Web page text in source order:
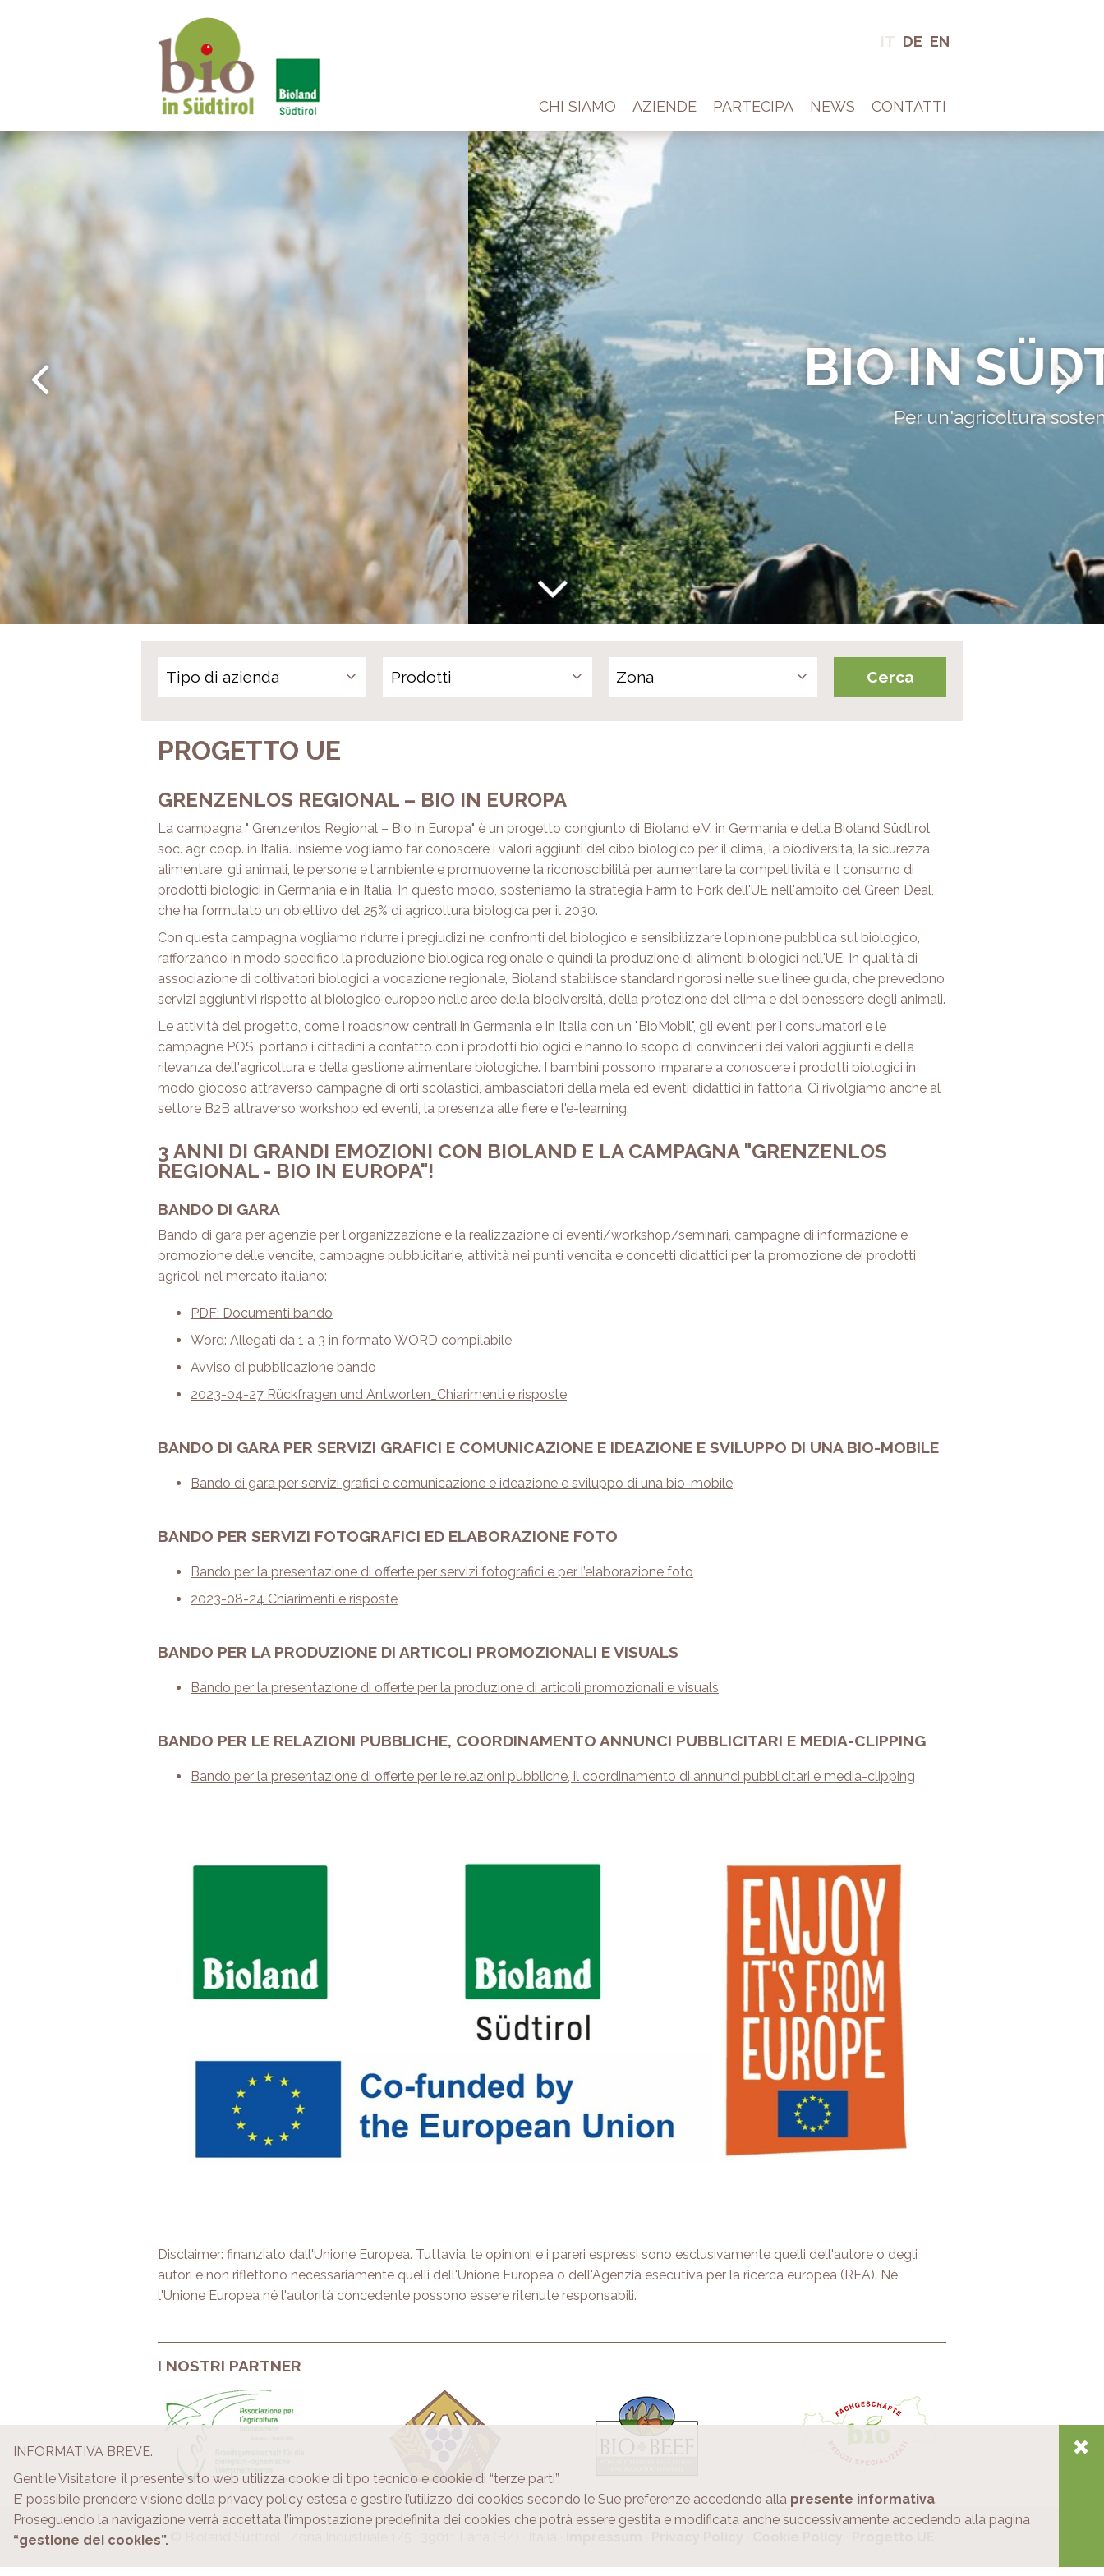
Bio in Alto Adige
IT DE EN
CHI SIAMO AZIENDE PARTECIPA NEWS CONTATTI
BIO IN SÜDTIROL
Per un'agricoltura sostenibile!
Prodotti
PROGETTO UE
GRENZENLOS REGIONAL – BIO IN EUROPA
La campagna " Grenzenlos Regional – Bio in Europa" è un progetto congiunto di Bioland e.V. in Germania e della Bioland Südtirol
soc. agr. coop. in Italia. Insieme vogliamo far conoscere i valori aggiunti del cibo biologico per il clima, la biodiversità, la sicurezza
alimentare, gli animali, le persone e l'ambiente e promuoverne la riconoscibilità per aumentare la competitività e il consumo di
prodotti biologici in Germania e in Italia. In questo modo, sosteniamo la strategia Farm to Fork dell'UE nell'ambito del Green Deal,
che ha formulato un obiettivo del 25% di agricoltura biologica per il 2030.
Con questa campagna vogliamo ridurre i pregiudizi nei confronti del biologico e sensibilizzare l'opinione pubblica sul biologico,
rafforzando in modo specifico la produzione biologica regionale e quindi la produzione di alimenti biologici nell'UE. In qualità di
associazione di coltivatori biologici a vocazione regionale, Bioland stabilisce standard rigorosi nelle sue linee guida, che prevedono
servizi aggiuntivi rispetto al biologico europeo nelle aree della biodiversità, della protezione del clima e del benessere degli animali.
Le attività del progetto, come i roadshow centrali in Germania e in Italia con un "BioMobil", gli eventi per i consumatori e le
campagne POS, portano i cittadini a contatto con i prodotti biologici e hanno lo scopo di convincerli dei valori aggiunti e della
rilevanza dell'agricoltura e della gestione alimentare biologiche. I bambini possono imparare a conoscere i prodotti biologici in
modo giocoso attraverso campagne di orti scolastici, ambasciatori della mela ed eventi didattici in fattoria. Ci rivolgiamo anche al
settore B2B attraverso workshop ed eventi, la presenza alle fiere e l'e-learning.
3 ANNI DI GRANDI EMOZIONI CON BIOLAND E LA CAMPAGNA "GRENZENLOS
REGIONAL - BIO IN EUROPA"!
BANDO DI GARA
Bando di gara per agenzie per l‘organizzazione e la realizzazione di eventi/workshop/seminari, campagne di informazione e
promozione delle vendite, campagne pubblicitarie, attività nei punti vendita e concetti didattici per la promozione dei prodotti
agricoli nel mercato italiano:
PDF: Documenti bando
Word: Allegati da 1 a 3 in formato WORD compilabile
Avviso di pubblicazione bando
2023-04-27 Rückfragen und Antworten_Chiarimenti e risposte
BANDO DI GARA PER SERVIZI GRAFICI E COMUNICAZIONE E IDEAZIONE E SVILUPPO DI UNA BIO-MOBILE
Bando di gara per servizi grafici e comunicazione e ideazione e sviluppo di una bio-mobile
BANDO PER SERVIZI FOTOGRAFICI ED ELABORAZIONE FOTO
Bando per la presentazione di offerte per servizi fotografici e per l’elaborazione foto
2023-08-24 Chiarimenti e risposte
BANDO PER LA PRODUZIONE DI ARTICOLI PROMOZIONALI E VISUALS
Bando per la presentazione di offerte per la produzione di articoli promozionali e visuals
BANDO PER LE RELAZIONI PUBBLICHE, COORDINAMENTO ANNUNCI PUBBLICITARI E MEDIA-CLIPPING
Bando per la presentazione di offerte per le relazioni pubbliche, il coordinamento di annunci pubblicitari e media-clipping
Disclaimer: finanziato dall'Unione Europea. Tuttavia, le opinioni e i pareri espressi sono esclusivamente quelli dell'autore o degli
autori e non riflettono necessariamente quelli dell'Unione Europea o dell'Agenzia esecutiva per la ricerca europea (REA). Né
l'Unione Europea né l'autorità concedente possono essere ritenute responsabili.
I NOSTRI PARTNER
INFORMATIVA BREVE.
Gentile Visitatore, il presente sito web utilizza cookie di tipo tecnico e cookie di “terze parti”.
E’ possibile prendere visione della privacy policy estesa e gestire l’utilizzo dei cookies secondo le Sue preferenze accedendo alla presente informativa.
Proseguendo la navigazione verrà accettata l’impostazione predefinita dei cookies che potrà essere gestita e modificata anche successivamente accedendo alla pagina
“gestione dei cookies”.